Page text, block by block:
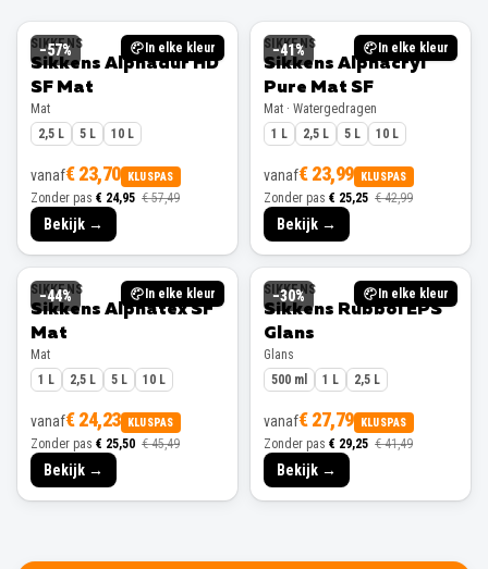
−57% In elke kleur
SIKKENS
Sikkens Alphadur HD
SF Mat
Mat
2,5 L
5 L 10 L
vanaf€ 23,70 KLUSPAS
Zonder pas € 24,95 € 57,49
Bekijk →
−41% In elke kleur
SIKKENS
Sikkens Alphacryl
Pure Mat SF
Mat · Watergedragen
1 L
2,5 L 5 L 10 L
vanaf€ 23,99 KLUSPAS
Zonder pas € 25,25 € 42,99
Bekijk →
−44% In elke kleur
SIKKENS
Sikkens Alphatex SF
Mat
Mat
1 L
2,5 L 5 L 10 L
vanaf€ 24,23 KLUSPAS
Zonder pas € 25,50 € 45,49
Bekijk →
−30% In elke kleur
SIKKENS
Sikkens Rubbol EPS
Glans
Glans
500 ml
1 L 2,5 L
vanaf€ 27,79 KLUSPAS
Zonder pas € 29,25 € 41,49
Bekijk →